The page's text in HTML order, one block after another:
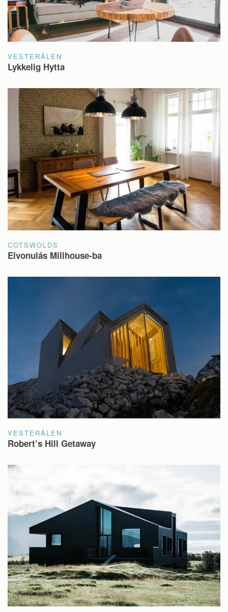
VESTERÅLEN
Lykkelig Hytta
COTSWOLDS
Elvonulás Millhouse-ba
VESTERÅLEN
Robert’s Hill Getaway